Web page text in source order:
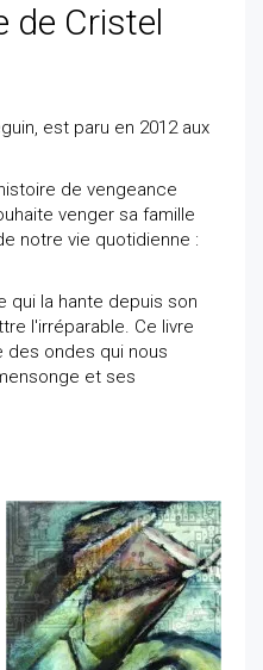
de Cristel
est paru en 2012 aux
de vengeance
venger sa famille
notre vie quotidienne :
qui la hante depuis son
l'irréparable. Ce livre
des ondes qui nous
et ses